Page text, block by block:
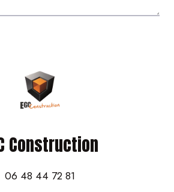
Construction
06 48 44 72 81